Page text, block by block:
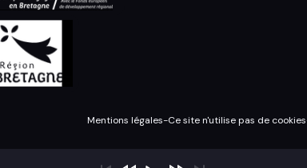
Mentions légales-Ce site n'utilise pas de cookies